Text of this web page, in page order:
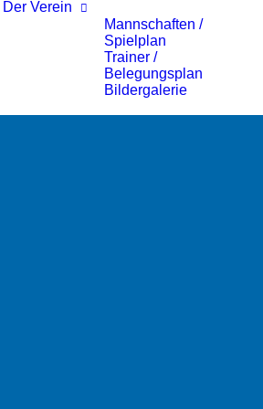
Der Verein
Mannschaften /
Spielplan
Trainer /
Belegungsplan
Bildergalerie